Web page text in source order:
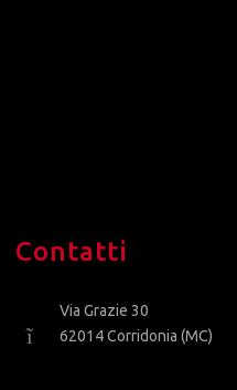
Contatti
Via Grazie 30
62014 Corridonia (MC)